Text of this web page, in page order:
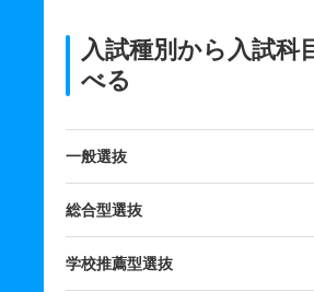
入試種別から入試科
べる
一般選抜
総合型選抜
学校推薦型選抜